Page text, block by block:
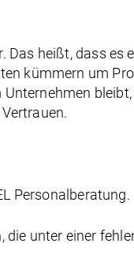
Das heißt, dass es
kümmern um
Unternehmen
Personalberatung.
unter einer